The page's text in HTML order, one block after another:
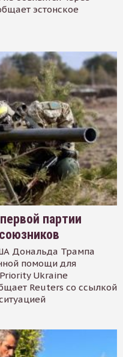
эстонское
партии
Дональда Трампа
помощи для
Ukraine
Reuters со ссылкой